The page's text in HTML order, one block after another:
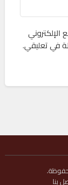
في تعليقي.
بنا